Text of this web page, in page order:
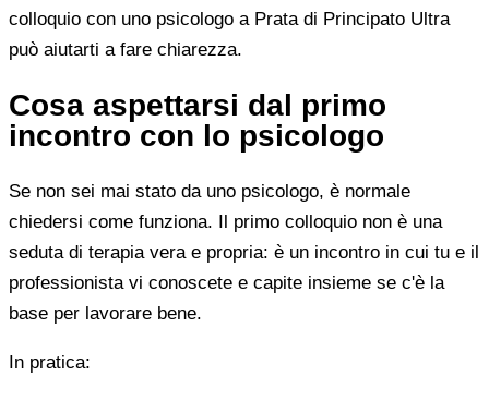
colloquio con uno psicologo a Prata di Principato Ultra
può aiutarti a fare chiarezza.
Cosa aspettarsi dal primo
incontro con lo psicologo
Se non sei mai stato da uno psicologo, è normale
chiedersi come funziona. Il primo colloquio non è una
seduta di terapia vera e propria: è un incontro in cui tu e il
professionista vi conoscete e capite insieme se c'è la
base per lavorare bene.
In pratica: